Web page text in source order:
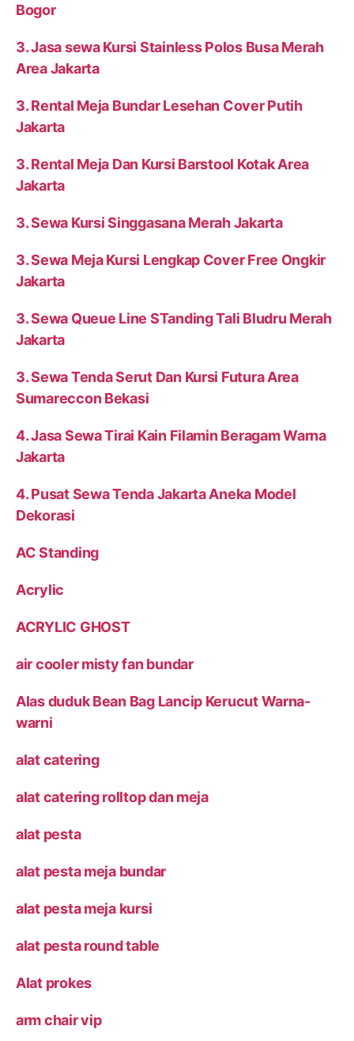
Bogor
3. Jasa sewa Kursi Stainless Polos Busa Merah
Area Jakarta
3. Rental Meja Bundar Lesehan Cover Putih
Jakarta
3. Rental Meja Dan Kursi Barstool Kotak Area
Jakarta
3. Sewa Kursi Singgasana Merah Jakarta
3. Sewa Meja Kursi Lengkap Cover Free Ongkir
Jakarta
3. Sewa Queue Line STanding Tali Bludru Merah
Jakarta
3. Sewa Tenda Serut Dan Kursi Futura Area
Sumareccon Bekasi
4. Jasa Sewa Tirai Kain Filamin Beragam Warna
Jakarta
4. Pusat Sewa Tenda Jakarta Aneka Model
Dekorasi
AC Standing
Acrylic
ACRYLIC GHOST
air cooler misty fan bundar
Alas duduk Bean Bag Lancip Kerucut Warna-
warni
alat catering
alat catering rolltop dan meja
alat pesta
alat pesta meja bundar
alat pesta meja kursi
alat pesta round table
Alat prokes
arm chair vip